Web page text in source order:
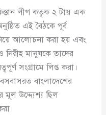
লীগ কতৃক ২ টায় এক
এই বৈঠকে পূর্ব
নিয়ে আলোচনা করা হয় এবং
নিরীহ মানুষকে তাদের
সংগ্রামে লিপ্ত করা।
বসবাসরত বাংলাদেশের
মূল উদ্দ্যেশ্য ছিল